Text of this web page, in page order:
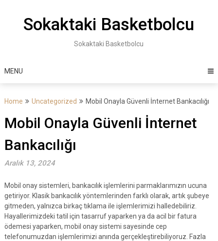
Sokaktaki Basketbolcu
Sokaktaki Basketbolcu
MENU
Home Uncategorized Mobil Onayla Güvenli İnternet Bankacılığı
Mobil Onayla Güvenli İnternet
Bankacılığı
Aralık 13, 2024
Mobil onay sistemleri, bankacılık işlemlerini parmaklarımızın ucuna
getiriyor. Klasik bankacılık yöntemlerinden farklı olarak, artık şubeye
gitmeden, yalnızca birkaç tıklama ile işlemlerimizi halledebiliriz.
Hayallerimizdeki tatil için tasarruf yaparken ya da acil bir fatura
ödemesi yaparken, mobil onay sistemi sayesinde cep
telefonumuzdan işlemlerimizi anında gerçekleştirebiliyoruz. Fazla